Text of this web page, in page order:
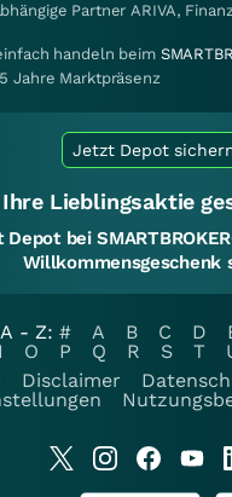
Partner ARIVA,
handeln beim
Jahre Marktpräsenz
Jetzt Depot
Ihre Lieblingsaktie
bei
Willkommensgeschenk
- Z: # A B C D
O P Q R S T
Disclaimer